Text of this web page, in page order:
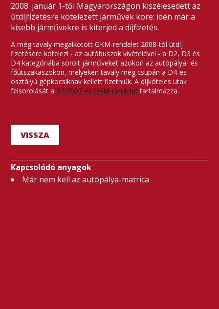
2008. január 1-től Magyarországon kiszélesedett az
útdíjfizetésre kötelezett járművek köre: idén már a
kisebb járművekre is kiterjed a díjfizetés.
A még tavaly megalkotott GKM-rendelet 2008-tól útdíj
fizetésére kötelezi - az autóbuszok kivételével - a D2, D3 és
D4 kategóriába sorolt járműveket azokon az autópálya- és
főútszakaszokon, melyeken tavaly még csupán a D4-es
osztályú gépkocsiknak kellett fizetniük. A díjköteles utak
felsorolását a 37/2007-es GKM-rendelet tartalmazza.
VISSZA
Kapcsolódó anyagok
Már nem kell az autópálya-matrica